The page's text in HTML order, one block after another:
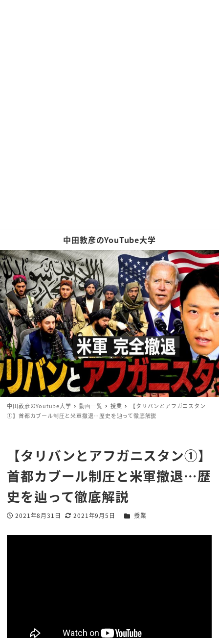
中田敦彦のYouTube大学
中田敦彦のYoutube大学 動画一覧 授業
【タリバンとアフガニスタン
①】首都カブール制圧と米軍撤退…歴史を辿って徹底解説
【タリバンとアフガニスタン①】
首都カブール制圧と米軍撤退…歴
史を辿って徹底解説
投稿日
2021年8月31日
更新日
2021年9月5日
著
カテゴリー
授業